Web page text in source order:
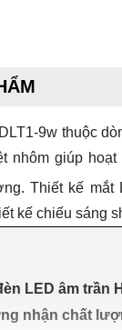
9w thuộc
nhôm giúp
Thiết kế
kế chiếu sáng
LED âm trần
nhận chất